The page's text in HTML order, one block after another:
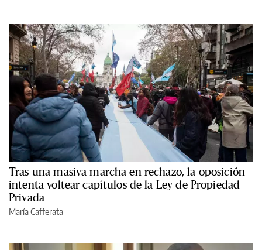
Tras una masiva marcha en rechazo, la oposición
intenta voltear capítulos de la Ley de Propiedad
Privada
María Cafferata